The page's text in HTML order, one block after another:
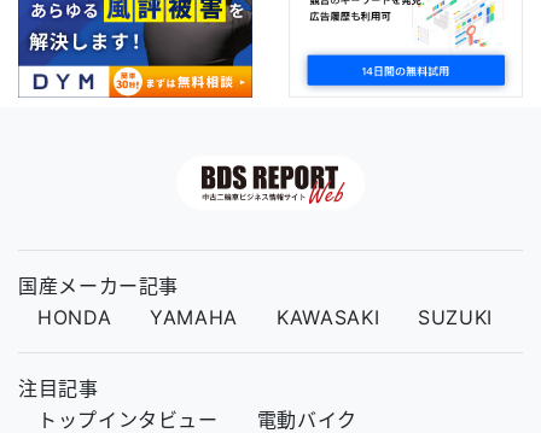
国産メーカー記事
HONDA
YAMAHA KAWASAKI SUZUKI
注目記事
トップインタビュー
電動バイク